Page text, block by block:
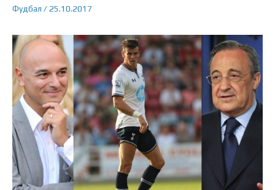
Фудбал /25.10.2017